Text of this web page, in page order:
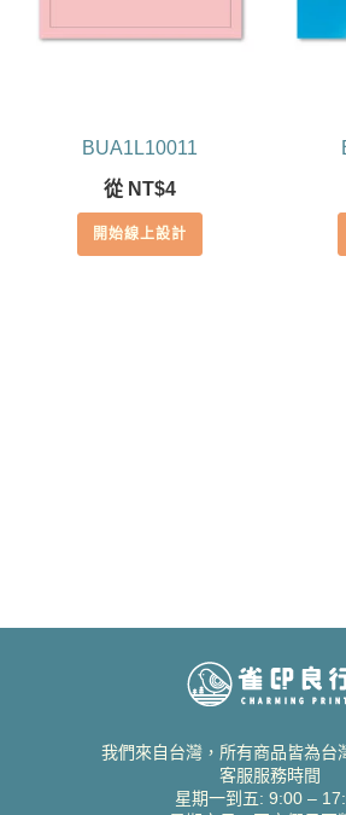
BUA1L10011
從 NT$4
開始線上設計
我們來自台灣，所有商品皆為台
客服服務時間
星期一到五: 9:00 –